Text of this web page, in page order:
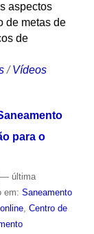
aspectos
de metas de
de
/Vídeos
para o
— última
em: Saneamento
, Centro de